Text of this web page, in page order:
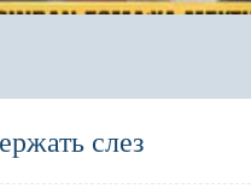
слез